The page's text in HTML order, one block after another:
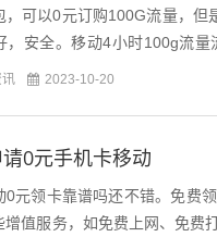
，可以0元订购100G流量，
，安全。移动4小时100g流量
通用的流量，如果不小心用了就
2023-10-20
0元手机卡移动
0元领卡靠谱吗还不错。免费
增值服务，如免费上网、免费